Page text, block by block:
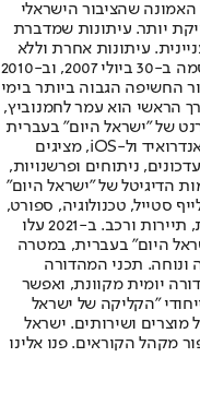
שהציבור הישראלי
יותר. עיתונות שמדברת
עיתונות אחרת וללא
תשלום. המהדורה המודפסת הראשונה פורסמה ב-30 ביולי 2007, וב-2010
החשיפה הגבוה ביותר בימי
הראשי הוא עמר לחמנוביץ,
של "ישראל היום" בעברית
ובאנגלית, כמו כן היישומונים (אפליקציות) לאנדרואיד ול-iOS, מציגים
ניתוחים ופרשנויות,
הדיגיטל של "ישראל היום"
סטייל, טכנולוגיה, ספורט,
כלכלה וצרכנות, בריאות, חיילים, אוכל, יהדות, תיירות ורכב. ב-2021 עלו
היום" בעברית, במטרה
ונוחה. תכני המהדורה
יומית מקוונת, ואפשר
"הקליקה של ישראל
מוצרים ושירותים. ישראל
מקהל הקוראים. פנו אלינו